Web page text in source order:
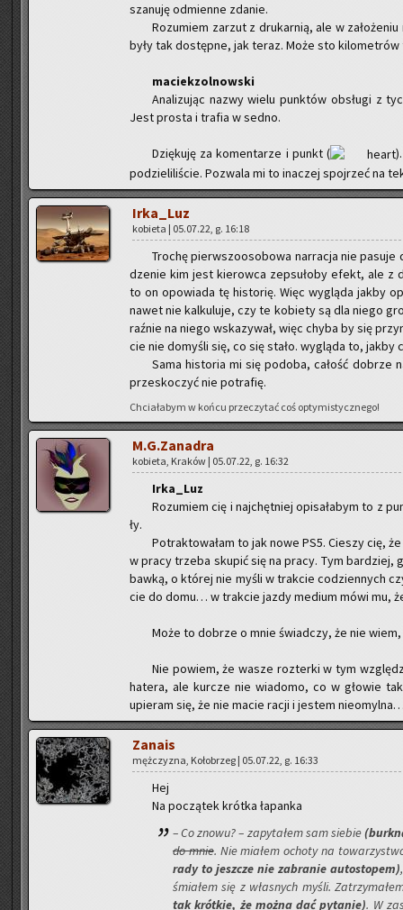
sza­nu­ję od­mien­ne zda­nie.
Ro­zu­miem za­rzut z dru­kar­nią, ale w
były tak do­stęp­ne, jak teraz. Może sto
ma­ciek­zol­now­ski
Ana­li­zu­jąc nazwy wielu punk­tów ob­słu­gi z
Jest pro­sta i tra­fia w sedno.
Dzię­ku­ję za ko­men­ta­rze i punkt (
po­dzie­li­li­ście. Po­zwa­la mi to ina­czej spoj­rzeć na
Ir­ka­_Luz
ko­bie­ta | 05.07.22, g. 16:18
Tro­chę pierw­szo­oso­bo­wa nar­ra­cja nie
dze­nie kim jest kie­row­ca ze­psu­ło­by efekt, ale
to on opo­wia­da tę hi­sto­rię. Więc wy­glą­da jakby
nawet nie kal­ku­lu­je, czy te ko­bie­ty są dla niego
raź­nie na niego wska­zy­wał, więc chyba by się
cie nie do­my­śli się, co się stało. wy­glą­da to, jakby
Sama hi­sto­ria mi się po­do­ba, ca­łość
prze­sko­czyć nie po­tra­fię.
Chcia­ła­bym w końcu prze­czy­tać coś opty­mi­stycz­ne­go!
M.G.Zanadra
ko­bie­ta, Kra­ków | 05.07.22, g. 16:32
Ir­ka­_Luz
Ro­zu­miem cię i naj­chęt­niej opi­sa­ła­bym to z
ły.
Po­trak­to­wa­łam to jak nowe PS5. Cie­szy cię,
w pracy trze­ba sku­pić się na pracy. Tym
baw­ką, o któ­rej nie myśli w trak­cie co­dzien­nych
cie do domu… w trak­cie jazdy me­dium mówi mu,
Może to do­brze o mnie świad­czy, że nie
Nie po­wiem, że wasze roz­ter­ki w tym
ha­te­ra, ale kur­cze nie wia­do­mo, co w gło­wie
upie­ram się, że nie macie racji i je­stem
Za­na­is
męż­czy­zna, Ko­ło­brzeg | 05.07.22, g. 16:33
Hej
Na po­czą­tek krót­ka ła­pan­ka
– Co znowu? – za­py­ta­łem sam sie­bie
do mnie. Nie mia­łem ocho­ty na
ra­dy to jesz­cze nie za­bra­nie au­to­sto­pem)
śmia­łem się z wła­snych myśli.
tak krót­kie, że można dać py­ta­nie). W